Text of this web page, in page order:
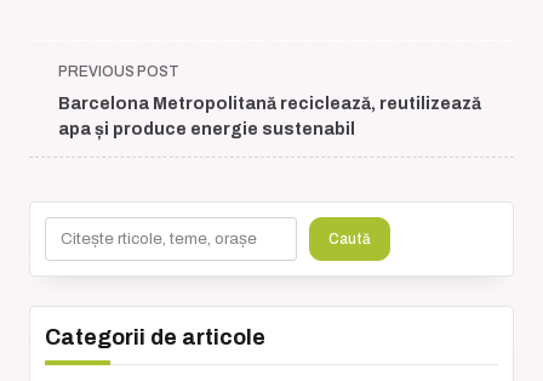
<span
class="nav-
subtitle
screen-
text">Page</span>
PREVIOUS POST
Barcelona Metropolitană reciclează, reutilizează
apa și produce energie sustenabil
Caută
Categorii de articole